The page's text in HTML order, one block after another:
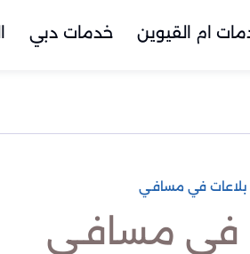
ام القيوين خدمات دبي
في مسافـي
في مسافـي